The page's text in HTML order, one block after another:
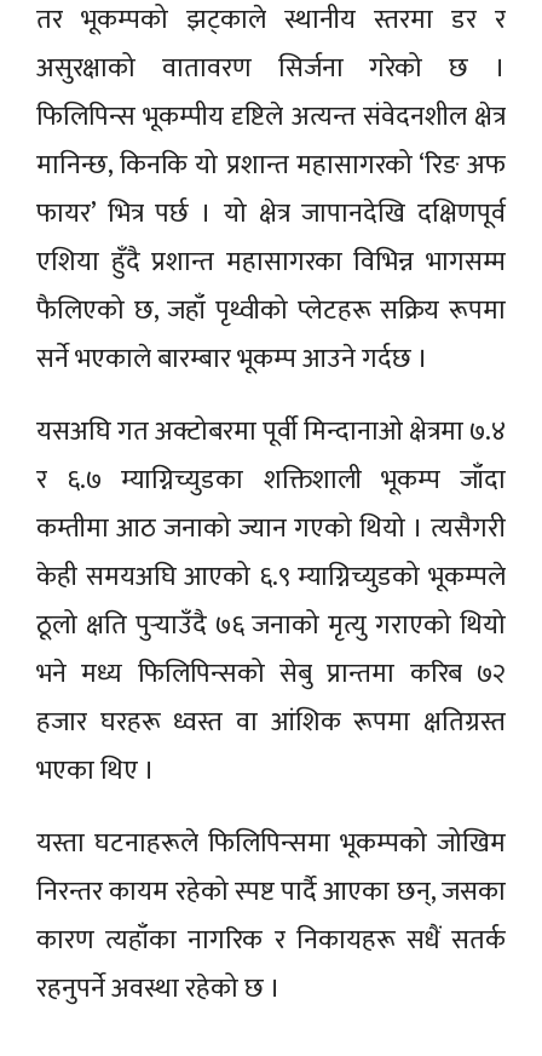
तर भूकम्पको झट्काले स्थानीय स्तरमा डर र
असुरक्षाको वातावरण सिर्जना गरेको छ ।
फिलिपिन्स भूकम्पीय दृष्टिले अत्यन्त संवेदनशील क्षेत्र
मानिन्छ, किनकि यो प्रशान्त महासागरको ‘रिङ अफ
फायर’ भित्र पर्छ । यो क्षेत्र जापानदेखि दक्षिणपूर्व
एशिया हुँदै प्रशान्त महासागरका विभिन्न भागसम्म
फैलिएको छ, जहाँ पृथ्वीको प्लेटहरू सक्रिय रूपमा
सर्ने भएकाले बारम्बार भूकम्प आउने गर्दछ ।
यसअघि गत अक्टोबरमा पूर्वी मिन्दानाओ क्षेत्रमा ७.४
र ६.७ म्याग्निच्युडका शक्तिशाली भूकम्प जाँदा
कम्तीमा आठ जनाको ज्यान गएको थियो । त्यसैगरी
केही समयअघि आएको ६.९ म्याग्निच्युडको भूकम्पले
ठूलो क्षति पुर्‍याउँदै ७६ जनाको मृत्यु गराएको थियो
भने मध्य फिलिपिन्सको सेबु प्रान्तमा करिब ७२
हजार घरहरू ध्वस्त वा आंशिक रूपमा क्षतिग्रस्त
भएका थिए ।
यस्ता घटनाहरूले फिलिपिन्समा भूकम्पको जोखिम
निरन्तर कायम रहेको स्पष्ट पार्दै आएका छन्, जसका
कारण त्यहाँका नागरिक र निकायहरू सधैं सतर्क
रहनुपर्ने अवस्था रहेको छ ।